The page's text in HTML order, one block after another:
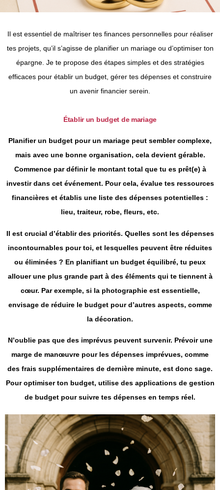
Il est essentiel de maîtriser tes finances personnelles pour réaliser
tes projets, qu’il s’agisse de planifier un mariage ou d’optimiser ton
épargne. Je te propose des étapes simples et des stratégies
efficaces pour établir un budget, gérer tes dépenses et construire
un avenir financier serein.
Établir un budget de mariage
Planifier un budget pour un mariage peut sembler complexe,
mais avec une bonne organisation, cela devient gérable.
Commence par définir le montant total que tu es prêt(e) à
investir dans cet événement. Pour cela, évalue tes ressources
financières et établis une liste des dépenses potentielles :
lieu, traiteur, robe, fleurs, etc.
Il est crucial d’établir des priorités. Quelles sont les dépenses
incontournables pour toi, et lesquelles peuvent être réduites
ou éliminées ? En planifiant un budget équilibré, tu peux
allouer une plus grande part à des éléments qui te tiennent à
cœur. Par exemple, si la photographie est essentielle,
envisage de réduire le budget pour d’autres aspects, comme
la décoration.
N’oublie pas que des imprévus peuvent survenir. Prévoir une
marge de manœuvre pour les dépenses imprévues, comme
des frais supplémentaires de dernière minute, est donc sage.
Pour optimiser ton budget, utilise des applications de gestion
de budget pour suivre tes dépenses en temps réel.